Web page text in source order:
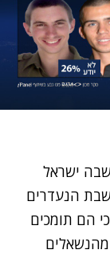
ישראל
הנעדרים
40% מהציבור כי הם תומכים
בכך, ו-34% השיבו שהם מתנגדים. 26% מהנשאלים